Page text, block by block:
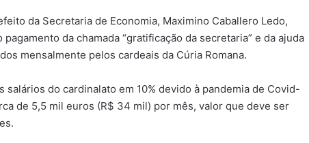
da Secretaria de Economia, Maximino Caballero Ledo,
da chamada “gratificação da secretaria” e da ajuda
mensalmente pelos cardeais da Cúria Romana.
salários do cardinalato em 10% devido à pandemia de Covid-
de 5,5 mil euros (R$ 34 mil) por mês, valor que deve ser